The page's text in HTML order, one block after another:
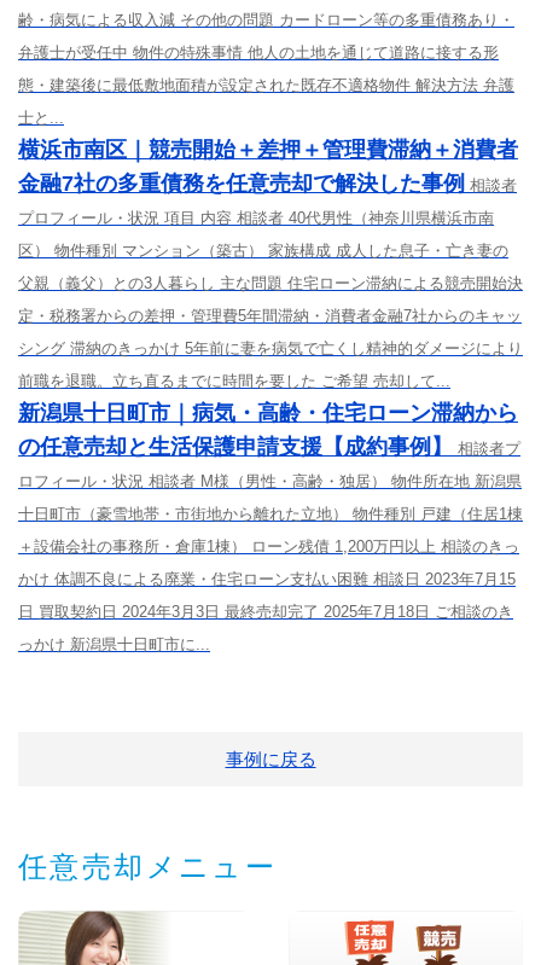
齢・病気による収入減 その他の問題 カードローン等の多重債務あり・
弁護士が受任中 物件の特殊事情 他人の土地を通じて道路に接する形
態・建築後に最低敷地面積が設定された既存不適格物件 解決方法 弁護
士と...
横浜市南区｜競売開始＋差押＋管理費滞納＋消費者
金融7社の多重債務を任意売却で解決した事例 相談者
プロフィール・状況 項目 内容 相談者 40代男性（神奈川県横浜市南
区） 物件種別 マンション（築古） 家族構成 成人した息子・亡き妻の
父親（義父）との3人暮らし 主な問題 住宅ローン滞納による競売開始決
定・税務署からの差押・管理費5年間滞納・消費者金融7社からのキャッ
シング 滞納のきっかけ 5年前に妻を病気で亡くし精神的ダメージにより
前職を退職。立ち直るまでに時間を要した ご希望 売却して...
新潟県十日町市｜病気・高齢・住宅ローン滞納から
の任意売却と生活保護申請支援【成約事例】
相談者プ
ロフィール・状況 相談者 M様（男性・高齢・独居） 物件所在地 新潟県
十日町市（豪雪地帯・市街地から離れた立地） 物件種別 戸建（住居1棟
＋設備会社の事務所・倉庫1棟） ローン残債 1,200万円以上 相談のきっ
かけ 体調不良による廃業・住宅ローン支払い困難 相談日 2023年7月15
日 買取契約日 2024年3月3日 最終売却完了 2025年7月18日 ご相談のき
っかけ 新潟県十日町市に...
事例に戻る
任意売却メニュー